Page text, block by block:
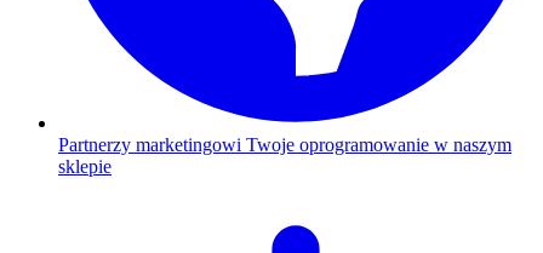
Partnerzy marketingowi Twoje oprogramowanie w naszym
sklepie